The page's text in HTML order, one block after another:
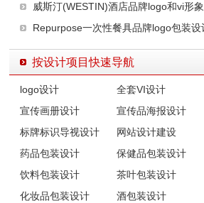
威斯汀(WESTIN)酒店品牌logo和vi形
Repurpose一次性餐具品牌logo包装设
按设计项目快速导航
logo设计 全套VI设计
宣传画册设计
宣传品海报设计
标牌标识导视设计
网站设计建设
药品包装设计
保健品包装设计
饮料包装设计
茶叶包装设计
化妆品包装设计
酒包装设计